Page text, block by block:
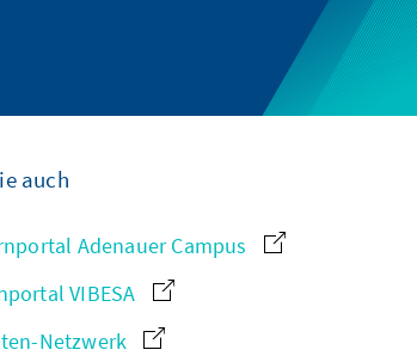
auch
Adenauer Campus
VIBESA
Netzwerk